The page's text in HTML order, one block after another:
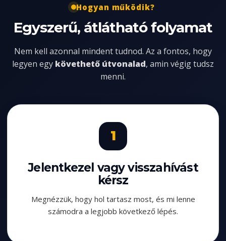
Hogyan működik?
Egyszerű, átlátható folyamat
Nem kell azonnal mindent tudnod. Az a fontos, hogy
legyen egy követhető útvonalad, amin végig tudsz
menni.
Jelentkezel vagy visszahívást
kérsz
Megnézzük, hogy hol tartasz most, és mi lenne
számodra a legjobb következő lépés.